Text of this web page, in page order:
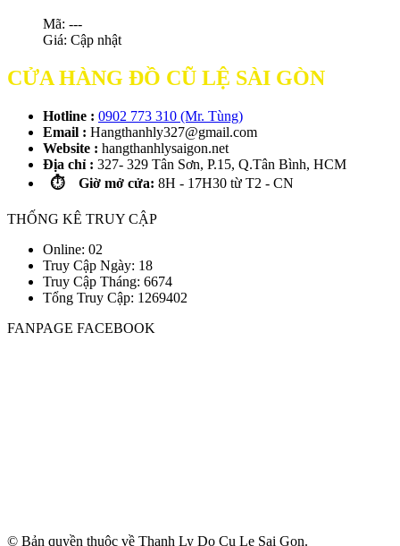
Mã: ---
Giá: Cập nhật
CỬA HÀNG ĐỒ CŨ LỆ SÀI GÒN
Hotline : 0902 773 310 (Mr. Tùng)
Email : Hangthanhly327@gmail.com
Website : hangthanhlysaigon.net
Địa chỉ : 327- 329 Tân Sơn, P.15, Q.Tân Bình, HCM
⏱️ Giờ mở cửa: 8H - 17H30 từ T2 - CN
THỐNG KÊ TRUY CẬP
Online: 02
Truy Cập Ngày: 18
Truy Cập Tháng: 6674
Tổng Truy Cập: 1 269402
FANPAGE FACEBOOK
© Bản quyền thuộc về Thanh Ly Do Cu Le Sai Gon.